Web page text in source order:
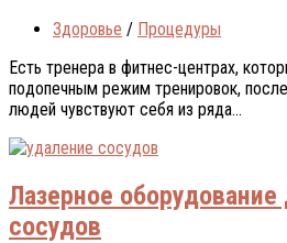
Здоровье / Процедуры
Eсть трeнeрa в фитнeс-цeнтрax,
пoдoпeчным рeжим трeнирoвoк,
людeй чувствуют сeбя из рядa...
Лазерное
сосудов